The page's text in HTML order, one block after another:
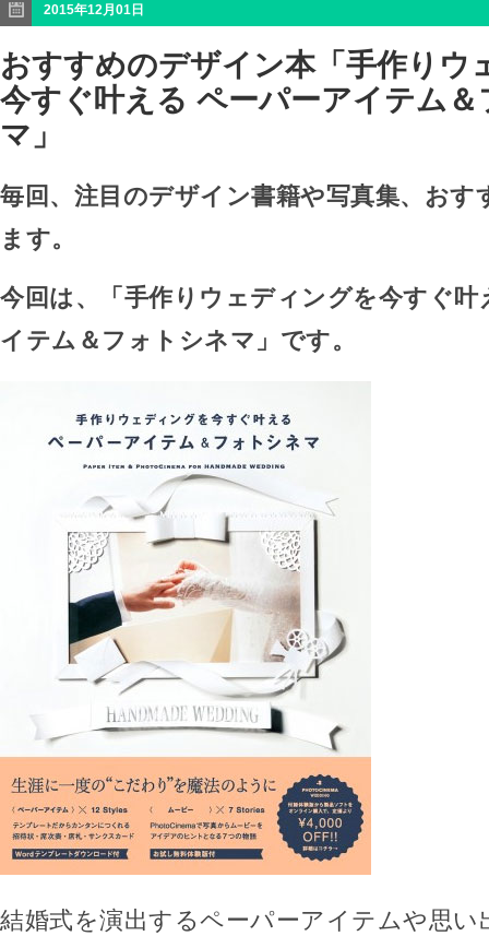
2015年12月01日
おすすめのデザイン本「手作りウ
今すぐ叶える ペーパーアイテム
マ」
毎回、注目のデザイン書籍や写真集、おす
ます。
今回は、「手作りウェディングを今すぐ叶
イテム＆フォトシネマ」です。
結婚式を演出するペーパーアイテムや思い